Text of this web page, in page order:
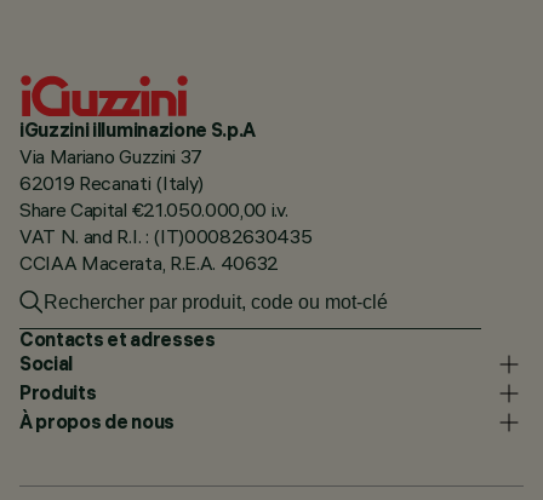
iGuzzini illuminazione S.p.A
Via Mariano Guzzini 37
62019 Recanati (Italy)
Share Capital €21.050.000,00 i.v.
VAT N. and R.I. : (IT)00082630435
CCIAA Macerata, R.E.A. 40632
Contacts et adresses
Social
Produits
À propos de nous